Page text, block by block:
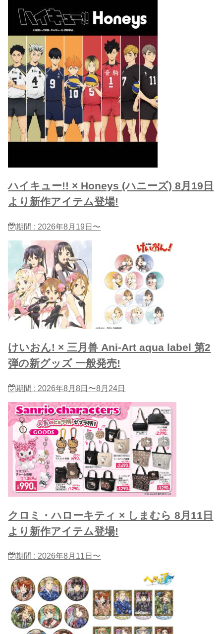
ハイキュー!! × Honeys (ハニーズ) 8月19日
より新作アイテム登場!
期間 : 2026年8月19日〜
けいおん! × 三月兽 Ani-Art aqua label 第2
弾の新グッズ 一般発売!
期間 : 2026年8月8日〜8月24日
クロミ・ハローキティ × しまむら 8月11日
より新作アイテム登場!
期間 : 2026年8月11日〜